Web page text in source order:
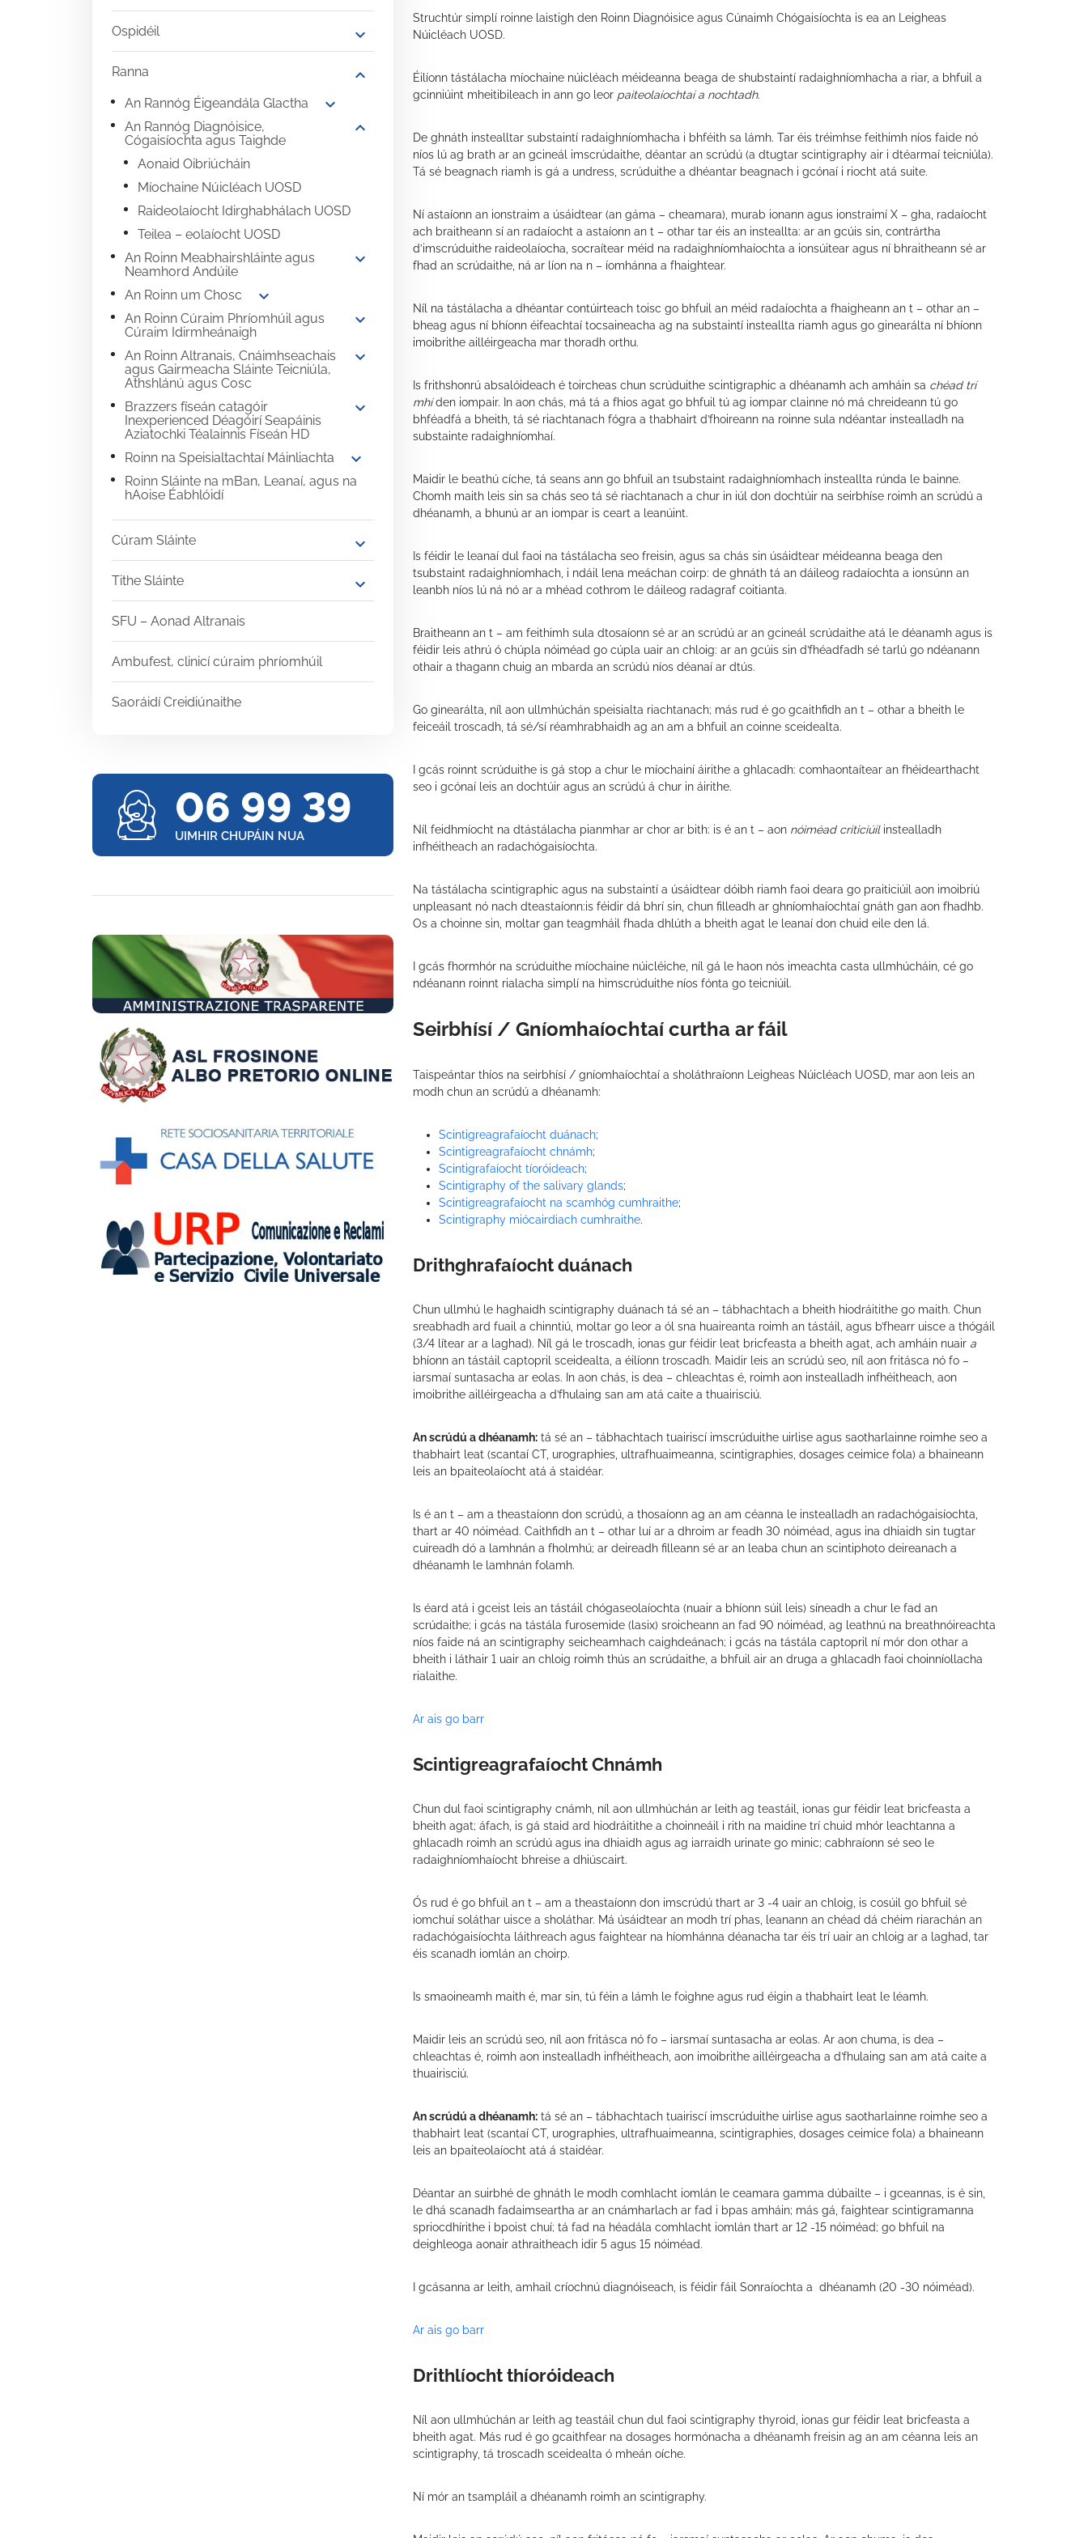
Ospidéil expand_more
Ranna expand_more
An Rannóg Éigeandála Glactha expand_more
An Rannóg Diagnóisice,
Cógaisíochta agus Taighde
expand_more
Aonaid Oibriúcháin
Míochaine Núicléach UOSD
Raideolaíocht Idirghabhálach UOSD
Teilea – eolaíocht UOSD
An Roinn Meabhairshláinte agus
Neamhord Andúile
expand_more
An Roinn um Chosc expand_more
An Roinn Cúraim Phríomhúil agus
Cúraim Idirmheánaigh
expand_more
An Roinn Altranais, Cnáimhseachais
agus Gairmeacha Sláinte Teicniúla,
Athshlánú agus Cosc
expand_more
Brazzers físeán catagóir
Inexperienced Déagóirí Seapáinis
Aziatochki Téalainnis Físeán HD
expand_more
Roinn na Speisialtachtaí Máinliachta expand_more
Roinn Sláinte na mBan, Leanaí, agus na
hAoise Éabhlóidí
Cúram Sláinte expand_more
Tithe Sláinte expand_more
SFU – Aonad Altranais
Ambufest, clinicí cúraim phríomhúil
Saoráidí Creidiúnaithe
Struchtúr simplí roinne laistigh den Roinn Diagnóisice agus Cúnaimh Chógaisíochta is ea an Leigheas
Núicléach UOSD.
Éilíonn tástálacha míochaine núicléach méideanna beaga de shubstaintí radaighníomhacha a riar, a bhfuil a
gcinniúint mheitibileach in ann go leor paiteolaíochtaí a nochtadh.
De ghnáth instealltar substaintí radaighníomhacha i bhféith sa lámh. Tar éis tréimhse feithimh níos faide nó
níos lú ag brath ar an gcineál imscrúdaithe, déantar an scrúdú (a dtugtar scintigraphy air i dtéarmaí teicniúla).
Tá sé beagnach riamh is gá a undress, scrúduithe a dhéantar beagnach i gcónaí i riocht atá suite.
Ní astaíonn an ionstraim a úsáidtear (an gáma – cheamara), murab ionann agus ionstraimí X – gha, radaíocht
ach braitheann sí an radaíocht a astaíonn an t – othar tar éis an insteallta: ar an gcúis sin, contrártha
d’imscrúduithe raideolaíocha, socraítear méid na radaighníomhaíochta a ionsúitear agus ní bhraitheann sé ar
fhad an scrúdaithe, ná ar líon na n – íomhánna a fhaightear.
Níl na tástálacha a dhéantar contúirteach toisc go bhfuil an méid radaíochta a fhaigheann an t – othar an –
bheag agus ní bhíonn éifeachtaí tocsaineacha ag na substaintí insteallta riamh agus go ginearálta ní bhíonn
imoibrithe ailléirgeacha mar thoradh orthu.
Is frithshonrú absalóideach é toircheas chun scrúduithe scintigraphic a dhéanamh ach amháin sa chéad trí
mhíden iompair. In aon chás, má tá a fhios agat go bhfuil tú ag iompar clainne nó má chreideann tú go
bhféadfá a bheith, tá sé riachtanach fógra a thabhairt d’fhoireann na roinne sula ndéantar instealladh na
substainte radaighníomhaí.
Maidir le beathú cíche, tá seans ann go bhfuil an tsubstaint radaighníomhach insteallta rúnda le bainne.
Chomh maith leis sin sa chás seo tá sé riachtanach a chur in iúl don dochtúir na seirbhíse roimh an scrúdú a
dhéanamh, a bhunú ar an iompar is ceart a leanúint.
Is féidir le leanaí dul faoi na tástálacha seo freisin, agus sa chás sin úsáidtear méideanna beaga den
tsubstaint radaighníomhach, i ndáil lena meáchan coirp: de ghnáth tá an dáileog radaíochta a ionsúnn an
leanbh níos lú ná nó ar a mhéad cothrom le dáileog radagraf coitianta.
Braitheann an t – am feithimh sula dtosaíonn sé ar an scrúdú ar an gcineál scrúdaithe atá le déanamh agus is
féidir leis athrú ó chúpla nóiméad go cúpla uair an chloig: ar an gcúis sin d’fhéadfadh sé tarlú go ndéanann
othair a thagann chuig an mbarda an scrúdú níos déanaí ar dtús.
Go ginearálta, níl aon ullmhúchán speisialta riachtanach; más rud é go gcaithfidh an t – othar a bheith le
feiceáil troscadh, tá sé/sí réamhrabhaidh ag an am a bhfuil an coinne sceidealta.
I gcás roinnt scrúduithe is gá stop a chur le míochainí áirithe a ghlacadh: comhaontaítear an fhéidearthacht
seo i gcónaí leis an dochtúir agus an scrúdú á chur in áirithe.
Níl feidhmíocht na dtástálacha pianmhar ar chor ar bith: is é an t – aon nóiméad criticiúilinstealladh
infhéitheach an radachógaisíochta.
Na tástálacha scintigraphic agus na substaintí a úsáidtear dóibh riamh faoi deara go praiticiúil aon imoibriú
unpleasant nó nach dteastaíonn:is féidir dá bhrí sin, chun filleadh ar ghníomhaíochtaí gnáth gan aon fhadhb.
Os a choinne sin, moltar gan teagmháil fhada dhlúth a bheith agat le leanaí don chuid eile den lá.
I gcás fhormhór na scrúduithe míochaine núicléiche, níl gá le haon nós imeachta casta ullmhúcháin, cé go
ndéanann roinnt rialacha simplí na himscrúduithe níos fónta go teicniúil.
Seirbhísí / Gníomhaíochtaí curtha ar fáil
Taispeántar thíos na seirbhísí / gníomhaíochtaí a sholáthraíonn Leigheas Núicléach UOSD, mar aon leis an
modh chun an scrúdú a dhéanamh:
Scintigreagrafaíocht duánach;
Scintigreagrafaíocht chnámh;
Scintigrafaíocht tíoróideach;
Scintigraphy of the salivary glands;
Scintigreagrafaíocht na scamhóg cumhraithe;
Scintigraphy miócairdiach cumhraithe.
Drithghrafaíocht duánach
Chun ullmhú le haghaidh scintigraphy duánach tá sé an – tábhachtach a bheith hiodráitithe go maith. Chun
sreabhadh ard fuail a chinntiú, moltar go leor a ól sna huaireanta roimh an tástáil, agus b’fhearr uisce a thógáil
(3/4 lítear ar a laghad). Níl gá le troscadh, ionas gur féidir leat bricfeasta a bheith agat, ach amháin nuair a
bhíonn an tástáil captopril sceidealta, a éilíonn troscadh. Maidir leis an scrúdú seo, níl aon fritásca nó fo –
iarsmaí suntasacha ar eolas. In aon chás, is dea – chleachtas é, roimh aon instealladh infhéitheach, aon
imoibrithe ailléirgeacha a d’fhulaing san am atá caite a thuairisciú.
An scrúdú a dhéanamh: tá sé an – tábhachtach tuairiscí imscrúduithe uirlise agus saotharlainne roimhe seo a
thabhairt leat (scantaí CT, urographies, ultrafhuaimeanna, scintigraphies, dosages ceimice fola) a bhaineann
leis an bpaiteolaíocht atá á staidéar.
Is é an t – am a theastaíonn don scrúdú, a thosaíonn ag an am céanna le instealladh an radachógaisíochta,
thart ar 40 nóiméad. Caithfidh an t – othar luí ar a dhroim ar feadh 30 nóiméad, agus ina dhiaidh sin tugtar
cuireadh dó a lamhnán a fholmhú; ar deireadh filleann sé ar an leaba chun an scintiphoto deireanach a
dhéanamh le lamhnán folamh.
Is éard atá i gceist leis an tástáil chógaseolaíochta (nuair a bhíonn súil leis) síneadh a chur le fad an
scrúdaithe; i gcás na tástála furosemide (lasix) sroicheann an fad 90 nóiméad, ag leathnú na breathnóireachta
níos faide ná an scintigraphy seicheamhach caighdeánach; i gcás na tástála captopril ní mór don othar a
bheith i láthair 1 uair an chloig roimh thús an scrúdaithe, a bhfuil air an druga a ghlacadh faoi choinníollacha
rialaithe.
Ar ais go barr
Scintigreagrafaíocht Chnámh
Chun dul faoi scintigraphy cnámh, níl aon ullmhúchán ar leith ag teastáil, ionas gur féidir leat bricfeasta a
bheith agat; áfach, is gá staid ard hiodráitithe a choinneáil i rith na maidine trí chuid mhór leachtanna a
ghlacadh roimh an scrúdú agus ina dhiaidh agus ag iarraidh urinate go minic; cabhraíonn sé seo le
radaighníomhaíocht bhreise a dhiúscairt.
Ós rud é go bhfuil an t – am a theastaíonn don imscrúdú thart ar 3 -4 uair an chloig, is cosúil go bhfuil sé
iomchuí soláthar uisce a sholáthar. Má úsáidtear an modh trí phas, leanann an chéad dá chéim riarachán an
radachógaisíochta láithreach agus faightear na híomhánna déanacha tar éis trí uair an chloig ar a laghad, tar
éis scanadh iomlán an choirp.
Is smaoineamh maith é, mar sin, tú féin a lámh le foighne agus rud éigin a thabhairt leat le léamh.
Maidir leis an scrúdú seo, níl aon fritásca nó fo – iarsmaí suntasacha ar eolas. Ar aon chuma, is dea –
chleachtas é, roimh aon instealladh infhéitheach, aon imoibrithe ailléirgeacha a d’fhulaing san am atá caite a
thuairisciú.
An scrúdú a dhéanamh: tá sé an – tábhachtach tuairiscí imscrúduithe uirlise agus saotharlainne roimhe seo a
thabhairt leat (scantaí CT, urographies, ultrafhuaimeanna, scintigraphies, dosages ceimice fola) a bhaineann
leis an bpaiteolaíocht atá á staidéar.
Déantar an suirbhé de ghnáth le modh comhlacht iomlán le ceamara gamma dúbailte – i gceannas, is é sin,
le dhá scanadh fadaimseartha ar an cnámharlach ar fad i bpas amháin; más gá, faightear scintigramanna
spriocdhírithe i bpoist chuí; tá fad na héadála comhlacht iomlán thart ar 12 -15 nóiméad; go bhfuil na
deighleoga aonair athraitheach idir 5 agus 15 nóiméad.
I gcásanna ar leith, amhail críochnú diagnóiseach, is féidir fáil Sonraíochta a dhéanamh (20 -30 nóiméad).
Ar ais go barr
Drithlíocht thíoróideach
Níl aon ullmhúchán ar leith ag teastáil chun dul faoi scintigraphy thyroid, ionas gur féidir leat bricfeasta a
bheith agat. Más rud é go gcaithfear na dosages hormónacha a dhéanamh freisin ag an am céanna leis an
scintigraphy, tá troscadh sceidealta ó mheán oíche.
Ní mór an tsampláil a dhéanamh roimh an scintigraphy.
06 99 39
UIMHIR CHUPÁIN NUA